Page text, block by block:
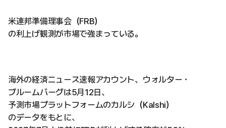
米連邦準備理事会（FRB）
の利上げ観測が市場で強まっている。
海外の経済ニュース速報アカウント、ウォルター・
ブルームバーグは5月12日、
予測市場プラットフォームのカルシ（Kalshi）
のデータをもとに、